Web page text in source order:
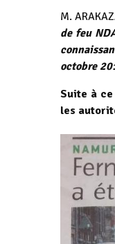
M.
de feu
octobre
Suite à
les